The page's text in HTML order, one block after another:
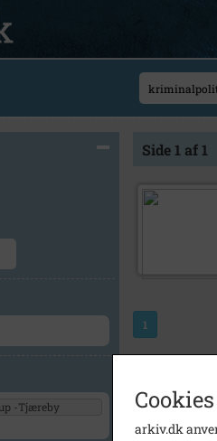
-Tjæreby
Side 1 af 1
1
arkiv.dk